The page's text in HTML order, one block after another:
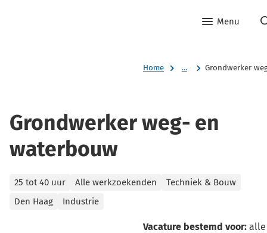
Menu
Home ... Grondwerker
Grondwerker weg- en
waterbouw
25 tot 40 uur Alle werkzoekenden
Techniek & Bouw
Den Haag
Industrie
Vacature bestemd voor: